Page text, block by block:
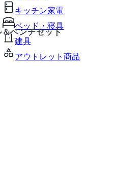
キッチン家電
ベッド・寝具
建具
アウトレット商品
ベンチセット